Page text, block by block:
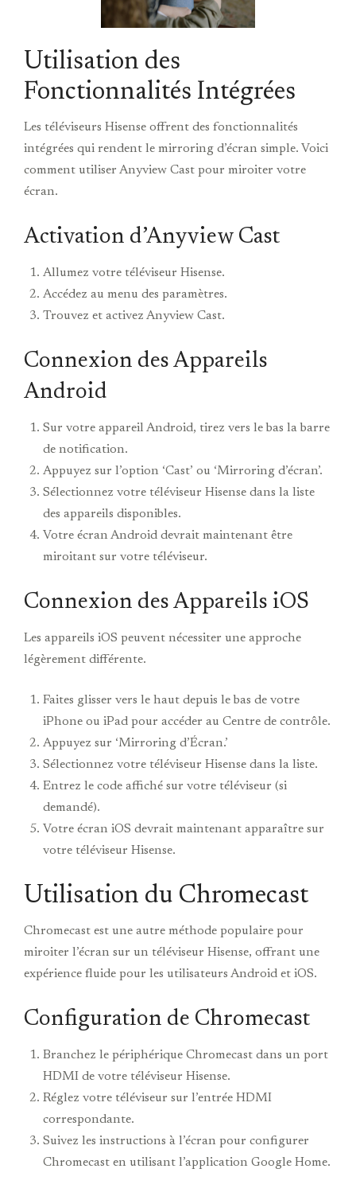
Utilisation des
Fonctionnalités Intégrées
Les téléviseurs Hisense offrent des fonctionnalités
intégrées qui rendent le mirroring d’écran simple. Voici
comment utiliser Anyview Cast pour miroiter votre
écran.
Activation d’Anyview Cast
Allumez votre téléviseur Hisense.
Accédez au menu des paramètres.
Trouvez et activez Anyview Cast.
Connexion des Appareils
Android
Sur votre appareil Android, tirez vers le bas la barre
de notification.
Appuyez sur l’option ‘Cast’ ou ‘Mirroring d’écran’.
Sélectionnez votre téléviseur Hisense dans la liste
des appareils disponibles.
Votre écran Android devrait maintenant être
miroitant sur votre téléviseur.
Connexion des Appareils iOS
Les appareils iOS peuvent nécessiter une approche
légèrement différente.
Faites glisser vers le haut depuis le bas de votre
iPhone ou iPad pour accéder au Centre de contrôle.
Appuyez sur ‘Mirroring d’Écran.’
Sélectionnez votre téléviseur Hisense dans la liste.
Entrez le code affiché sur votre téléviseur (si
demandé).
Votre écran iOS devrait maintenant apparaître sur
votre téléviseur Hisense.
Utilisation du Chromecast
Chromecast est une autre méthode populaire pour
miroiter l’écran sur un téléviseur Hisense, offrant une
expérience fluide pour les utilisateurs Android et iOS.
Configuration de Chromecast
Branchez le périphérique Chromecast dans un port
HDMI de votre téléviseur Hisense.
Réglez votre téléviseur sur l’entrée HDMI
correspondante.
Suivez les instructions à l’écran pour configurer
Chromecast en utilisant l’application Google Home.